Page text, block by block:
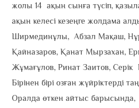
жолы 14 ақын сынға түсіп,
ақын келесі кезеңге жолдама
Ширмединұлы, Абзал Мақаш,
Қайназаров, Қанат Мырзахан,
Жұмағұлов, Ринат Заитов, Серік
Бірінен бірі озған жүйріктерді
Оралда өткен айтыс барысында,